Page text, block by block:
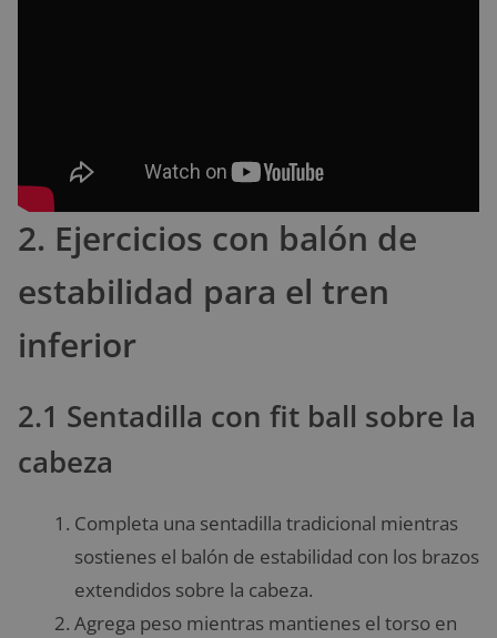
2. Ejercicios con balón de
estabilidad para el tren
inferior
2.1 Sentadilla con fit ball sobre la
cabeza
Completa una sentadilla tradicional mientras
sostienes el balón de estabilidad con los brazos
extendidos sobre la cabeza.
Agrega peso mientras mantienes el torso en